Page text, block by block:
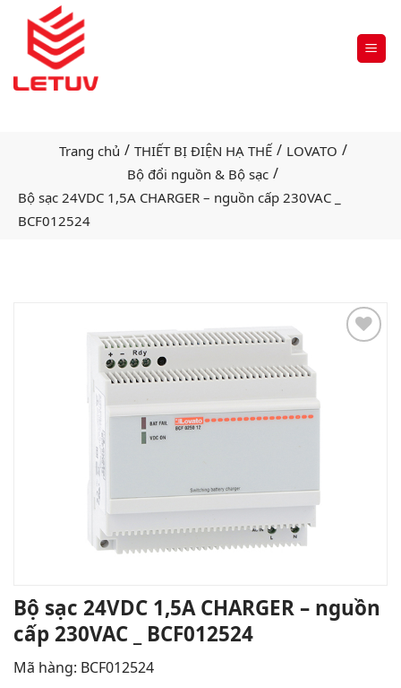
Trang chủ / THIẾT BỊ ĐIỆN HẠ THẾ / LOVATO /
Bộ đổi nguồn & Bộ sạc /
Bộ sạc 24VDC 1,5A CHARGER – nguồn cấp 230VAC _
BCF012524
Bộ sạc 24VDC 1,5A CHARGER – nguồn
cấp 230VAC _ BCF012524
Mã hàng: BCF012524